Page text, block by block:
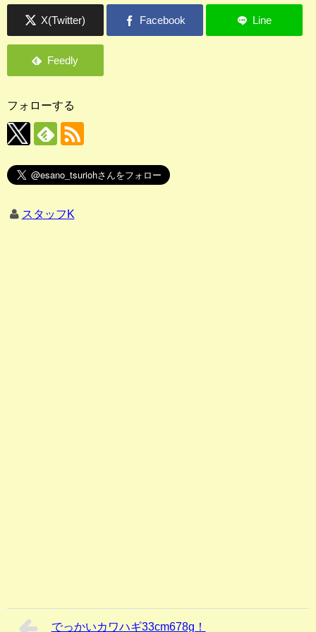
フォローする
スタッフK
でっかいカワハギ33cm678g！